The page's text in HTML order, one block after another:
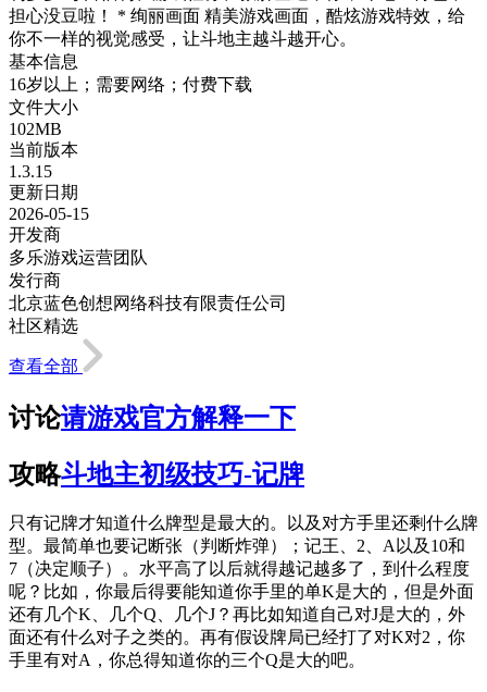
担心没豆啦！ * 绚丽画面 精美游戏画面，酷炫游戏特效，给
你不一样的视觉感受，让斗地主越斗越开心。
基本信息
16岁以上；需要网络；付费下载
文件大小
102MB
当前版本
1.3.15
更新日期
2026-05-15
开发商
多乐游戏运营团队
发行商
北京蓝色创想网络科技有限责任公司
社区精选
查看全部
讨论请游戏官方解释一下
攻略斗地主初级技巧-记牌
只有记牌才知道什么牌型是最大的。以及对方手里还剩什么牌
型。最简单也要记断张（判断炸弹）；记王、2、A以及10和
7（决定顺子）。水平高了以后就得越记越多了，到什么程度
呢？比如，你最后得要能知道你手里的单K是大的，但是外面
还有几个K、几个Q、几个J？再比如知道自己对J是大的，外
面还有什么对子之类的。再有假设牌局已经打了对K对2，你
手里有对A，你总得知道你的三个Q是大的吧。